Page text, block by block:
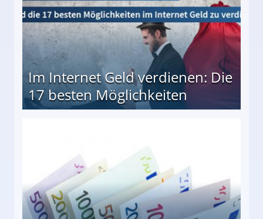
Im Internet Geld verdienen: Die
17 besten Möglichkeiten